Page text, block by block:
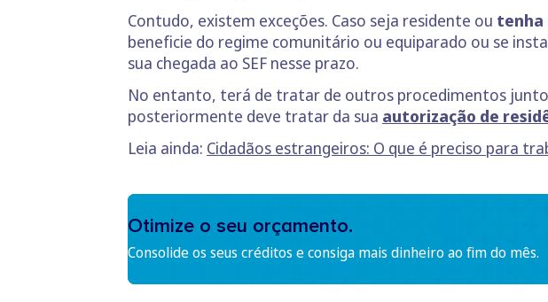
Contudo, existem exceções. Caso seja residente ou tenha
beneficie do regime comunitário ou equiparado ou se
sua chegada ao SEF nesse prazo.
No entanto, terá de tratar de outros procedimentos junto
posteriormente deve tratar da sua autorização de
Leia ainda: Cidadãos estrangeiros: O que é preciso para
Otimize o seu orçamento.
Consolide os seus créditos e consiga mais dinheiro ao fim do mês.